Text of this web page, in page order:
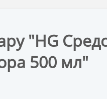
"HG
500 мл"